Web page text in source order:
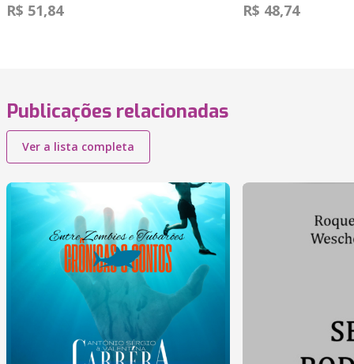
R$ 51,84 R$ 48,74
Publicações relacionadas
Ver a lista completa